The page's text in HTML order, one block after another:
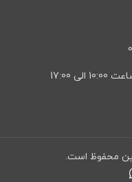
17:00
محفوظ است.